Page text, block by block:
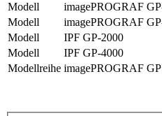
Modell
imagePROGRAF
Modell
imagePROGRAF
Modell
IPF GP-2000
Modell
IPF GP-4000
Modellreihe imagePROGRAF GP